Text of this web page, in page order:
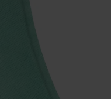
159,70 €
Lohmann &